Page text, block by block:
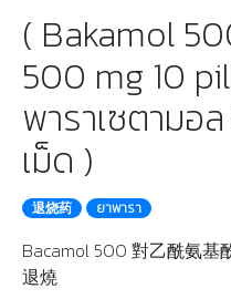
( Bakamol
500 mg 10
พาราเซตามอ
เม็ด )
退烧药 ยาพารา
Bacamol 500 對乙酰氨基
退燒